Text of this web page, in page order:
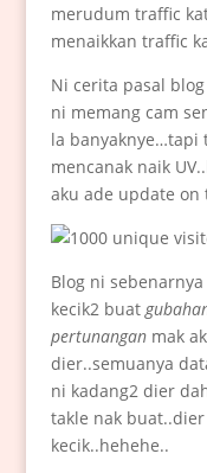
merudum traffic
menaikkan traffic
Ni cerita pasal blog
ni memang cam
la banyaknye…tapi
mencanak naik
aku ade update
Blog ni
kecik2 buat
pertunanganmak
dier..semuanya
ni kadang2 dier
takle nak
kecik..hehehe..